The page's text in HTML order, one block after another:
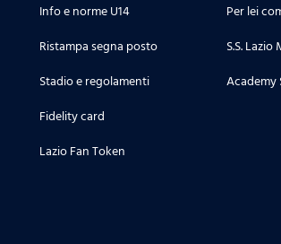
Info e norme U14
Ristampa segna posto
Stadio e regolamenti
Fidelity card
Lazio Fan Token
Per lei
S.S.
Academy